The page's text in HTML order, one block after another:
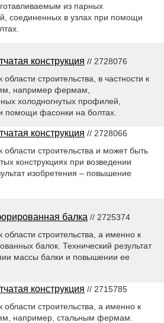
из парных
соединенных в узлах при помощи
конструкция // 2728076
строительства, в частности к
например фермам,
холодногнутых профилей,
помощи фасонки на болтах.
конструкция // 2728066
области строительства и может быть
конструкциях при возведении
изобретения – повышение
балка // 2725374
области строительства, а именно к
балок. Технический результат
массы балки и повышении ее
конструкция // 2715785
области строительства, а именно к
например, стальным фермам.